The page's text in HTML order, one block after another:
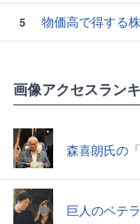
5
物価高で得する
画像アクセスラン
森喜朗氏の
巨人のベテ